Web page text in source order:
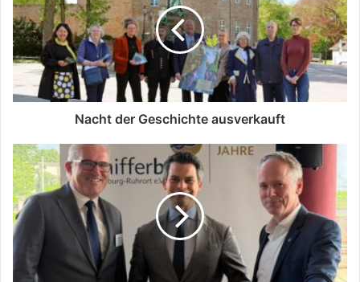
Nacht der Geschichte ausverkauft